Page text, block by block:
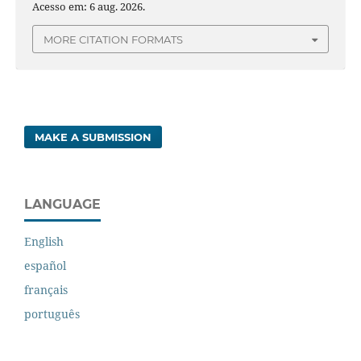
Acesso em: 6 aug. 2026.
MORE CITATION FORMATS
MAKE A SUBMISSION
LANGUAGE
English
español
français
português